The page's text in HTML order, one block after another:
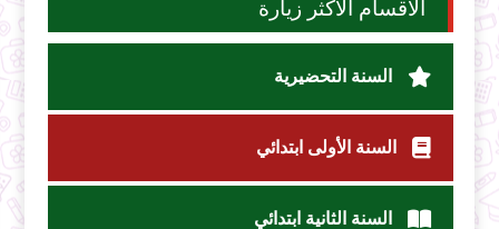
الأقسام الأكثر زيارة
السنة التحضيرية
السنة الأولى ابتدائي
السنة الثانية ابتدائي